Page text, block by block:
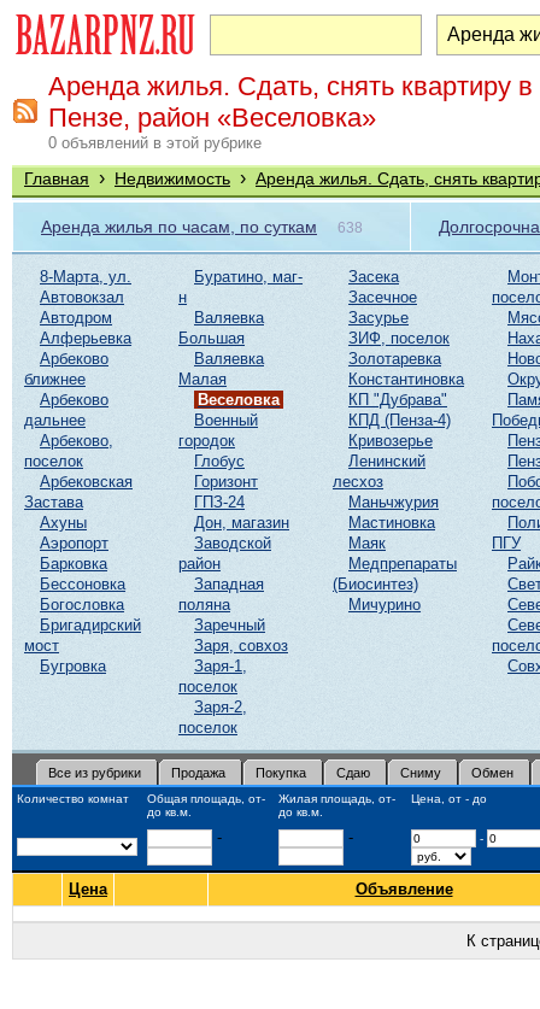
Аренда жилья. Сдать, снять квартиру в
Пензе, район «Веселовка»
0 объявлений в этой рубрике
Главная › Недвижимость › Аренда жилья. Сдать, снять
Аренда жилья по часам, по суткам 638
8-Марта, ул.
Автовокзал
Автодром
Алферьевка
Арбеково
ближнее
Арбеково
дальнее
Арбеково,
поселок
Арбековская
Застава
Ахуны
Аэропорт
Барковка
Бессоновка
Богословка
Бригадирский
мост
Бугровка
Буратино, маг-
н
Валяевка
Большая
Валяевка
Малая
Веселовка
Военный
городок
Глобус
Горизонт
ГПЗ-24
Дон, магазин
Заводской
район
Западная
поляна
Заречный
Заря, совхоз
Заря-1,
поселок
Заря-2,
поселок
Засека
Засечное
Засурье
ЗИФ, поселок
Золотаревка
Константиновка
КП "Дубрава"
КПД (Пенза-4)
Кривозерье
Ленинский
лесхоз
Маньчжурия
Мастиновка
Маяк
Медпрепараты
(Биосинтез)
Мичурино
ПГУ
Все из рубрики Продажа Покупка Сдаю Сниму Обмен
Количество комнат
Общая площадь, от-
до кв.м.
Жилая площадь, от-
до кв.м.
Цена, от - до
- - -
Цена Объявление
К